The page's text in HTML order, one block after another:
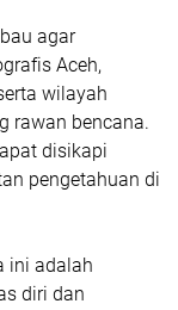
agar
Aceh,
wilayah
rawan bencana.
disikapi
pengetahuan di
ini adalah
diri dan